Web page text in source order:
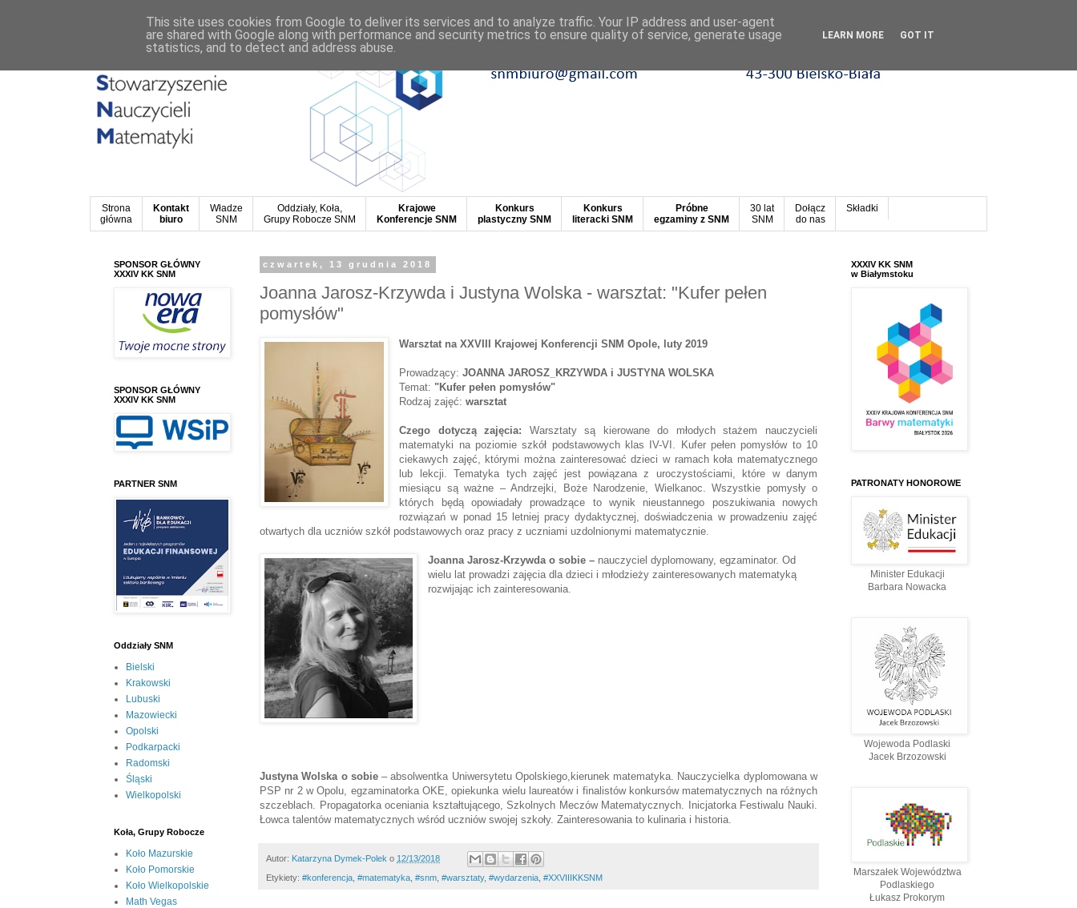
Strona
główna
Kontakt
biuro
Władze
SNM
Oddziały, Koła,
Grupy Robocze SNM
Krajowe
Konferencje SNM
Konkurs
plastyczny SNM
Konkurs
literacki SNM
Próbne
egzaminy z SNM
30 lat
SNM
Dołącz
do nas
Składki
czwartek, 13 grudnia 2018
Joanna Jarosz-Krzywda i Justyna Wolska - warsztat: "Kufer pełen
pomysłów"
Warsztat na XXVIII Krajowej Konferencji SNM Opole, luty 2019
Prowadzący:JOANNA JAROSZ_KRZYWDA i JUSTYNA WOLSKA
Temat: "Kufer pełen pomysłów"
Rodzaj zajęć:warsztat
Czego dotyczą zajęcia: Warsztaty są kierowane do młodych stażem nauczycieli
matematyki na poziomie szkół podstawowych klas IV-VI. Kufer pełen pomysłów to 10
ciekawych zajęć, którymi można zainteresować dzieci w ramach koła matematycznego
lub lekcji. Tematyka tych zajęć jest powiązana z uroczystościami, które w danym
miesiącu są ważne – Andrzejki, Boże Narodzenie, Wielkanoc. Wszystkie pomysły o
których będą opowiadały prowadzące to wynik nieustannego poszukiwania nowych
rozwiązań w ponad 15 letniej pracy dydaktycznej, doświadczenia w prowadzeniu zajęć
otwartych dla uczniów szkół podstawowych oraz pracy z uczniami uzdolnionymi matematycznie.
Joanna Jarosz-Krzywda o sobie – nauczyciel dyplomowany, egzaminator. Od
wielu lat prowadzi zajęcia dla dzieci i młodzieży zainteresowanych matematyką
rozwijając ich zainteresowania.
Justyna Wolska o sobie– absolwentka Uniwersytetu Opolskiego,kierunek matematyka. Nauczycielka dyplomowana w
PSP nr 2 w Opolu, egzaminatorka OKE, opiekunka wielu laureatów i finalistów konkursów matematycznych na różnych
szczeblach. Propagatorka oceniania kształtującego, Szkolnych Meczów Matematycznych. Inicjatorka Festiwalu Nauki.
Łowca talentów matematycznych wśród uczniów swojej szkoły. Zainteresowania to kulinaria i historia.
Autor: Katarzyna Dymek-Polek o 12/13/2018
Etykiety: #konferencja, #‎matematyka‬, #snm, #warsztaty, #wydarzenia, #XXVIIIKKSNM
SPONSOR GŁÓWNY
XXXIV KK SNM
SPONSOR GŁÓWNY
XXXIV KK SNM
PARTNER SNM
Oddziały SNM
Bielski
Krakowski
Lubuski
Mazowiecki
Opolski
Podkarpacki
Radomski
Śląski
Wielkopolski
Koła, Grupy Robocze
Koło Mazurskie
Koło Pomorskie
Koło Wielkopolskie
Math Vegas
XXXIV KK SNM
w Białymstoku
PATRONATY HONOROWE
Minister Edukacji
Barbara Nowacka
Wojewoda Podlaski
Jacek Brzozowski
Marszałek Województwa
Podlaskiego
Łukasz Prokorym
This site uses cookies from Google to deliver its services and to analyze traffic. Your IP address and user-agent
are shared with Google along with performance and security metrics to ensure quality of service, generate usage
statistics, and to detect and address abuse.
LEARN MORE GOT IT